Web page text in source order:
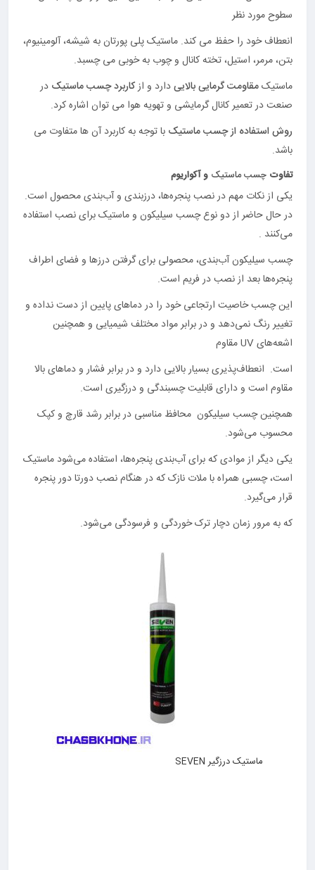
سطوح مورد نظر
انعطاف خود را حفظ می کند. ماستیک پلی پورتان به شیشه، آلومینیوم،
بتن، مرمر، استیل، تخته کانال و چوب به خوبی می چسبد.
ماستیکمقاومت گرمایی بالاییدارد و ازکاربرد چسب ماستیک در
صنعت در تعمیر کانال گرمایشی و تهویه هوا می توان اشاره کرد.
روش استفاده از چسب ماستیک با توجه به کاربرد آن ها متفاوت می
باشد.
تفاوت چسب ماستیک وآکواریوم
یکی از نکات مهم در نصب پنجره‌ها، درزبندی و آب‌بندی محصول است.
در حال حاضر از دو نوع چسب سیلیکون و ماستیک برای نصب استفاده
می‌کنند .
چسب سیلیکون آب‌بندی، محصولی برای گرفتن درزها و فضای اطراف
پنجره‌ها بعد از نصب در فریم است.
این چسب خاصیت ارتجاعی خود را در دماهای پایین از دست نداده و
تغییر رنگ نمی‌دهد و در برابر مواد مختلف شیمیایی و همچنین
اشعه‌های UV مقاوم
است. انعطاف‌پذیری بسیار بالایی دارد و در برابر فشار و دماهای بالا
مقاوم است و دارای قابلیت چسبندگی و درزگیری است.
همچنین چسب سیلیکون محافظ مناسبی در برابر رشد قارچ و کپک
محسوب می‌شود.
یکی دیگر از موادی که برای آب‌بندی پنجره‌ها، استفاده می‌شود ماستیک
است، چسبی همراه با ملات نازک که در هنگام نصب دورتا دور پنجره
قرار می‌گیرد.
که به مرور زمان دچار ترک خوردگی و فرسودگی می‌شود.
ماستیک درزگیر SEVEN